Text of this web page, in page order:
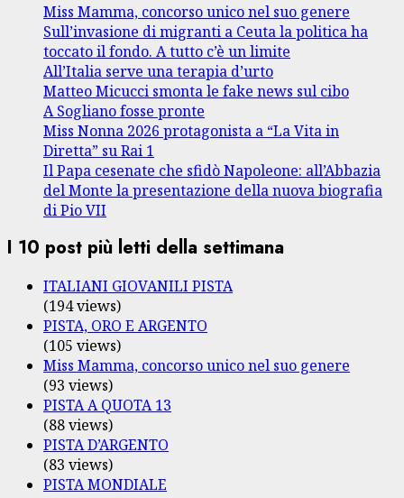
Miss Mamma, concorso unico nel suo genere
Sull’invasione di migranti a Ceuta la politica ha
toccato il fondo. A tutto c’è un limite
All’Italia serve una terapia d’urto
Matteo Micucci smonta le fake news sul cibo
A Sogliano fosse pronte
Miss Nonna 2026 protagonista a “La Vita in
Diretta” su Rai 1
Il Papa cesenate che sfidò Napoleone: all’Abbazia
del Monte la presentazione della nuova biografia
di Pio VII
I 10 post più letti della settimana
ITALIANI GIOVANILI PISTA
(194 views)
PISTA, ORO E ARGENTO
(105 views)
Miss Mamma, concorso unico nel suo genere
(93 views)
PISTA A QUOTA 13
(88 views)
PISTA D’ARGENTO
(83 views)
PISTA MONDIALE